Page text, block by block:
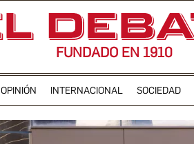
FUNDADO EN 1910
OPINIÓN INTERNACIONAL SOCIEDAD